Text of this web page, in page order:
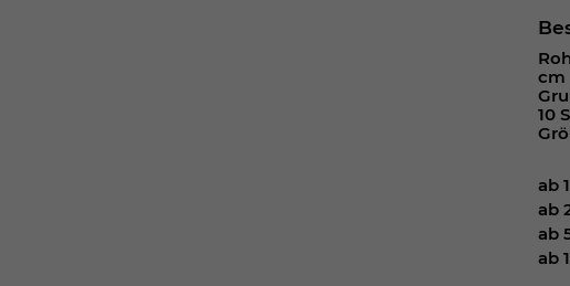
cm
10
ab
ab
ab
ab
Dieses Cookie wird verwendet,
Cookie-Einstellungen für diese